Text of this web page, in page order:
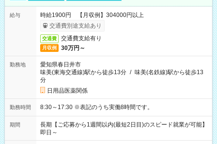
給与
時給1900円 【月収例】304000円以上
交通費別途支給あり
交通費 交通費支給有り
月収例 30万円～
勤務地
愛知県春日井市
味美(東海交通線)駅から徒歩13分 / 味美(名鉄線)駅から徒歩13
分
日用品医薬関係
勤務時間 8:30～17:30 ※表記のうち実働8時間です。
期間
長期【ご応募から1週間以内(最短2日目)のスピード就業が可能】
即日～